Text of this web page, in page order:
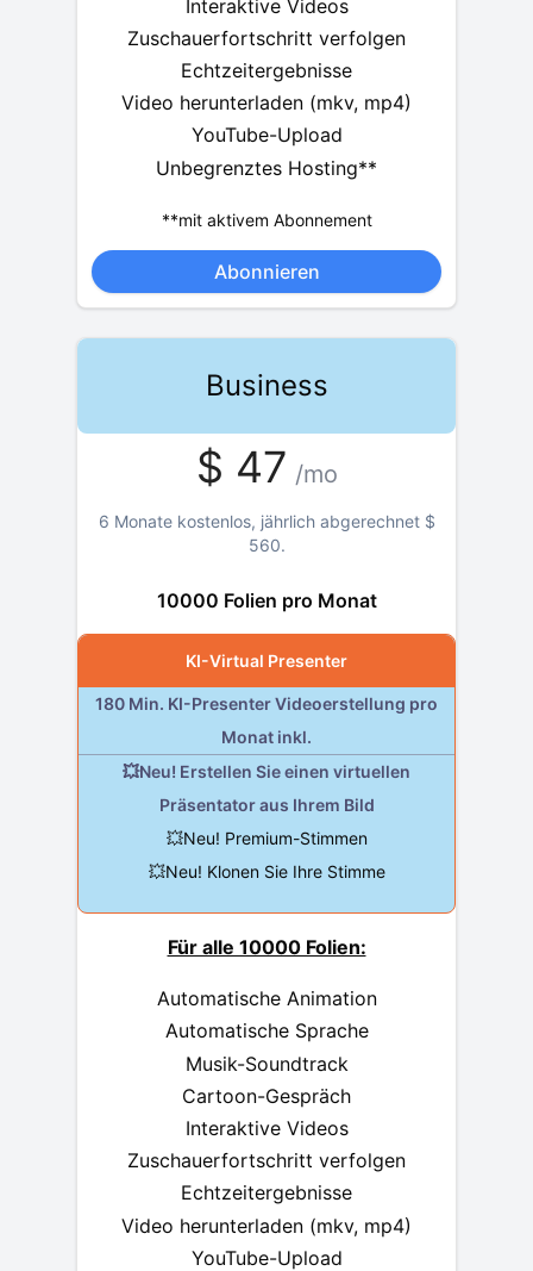
Interaktive Videos
Zuschauerfortschritt verfolgen
Echtzeitergebnisse
Video herunterladen (mkv, mp4)
YouTube-Upload
Unbegrenztes Hosting**
**mit aktivem Abonnement
Abonnieren
Business
$ 47 /mo
6 Monate kostenlos, jährlich abgerechnet $
560.
10000 Folien pro Monat
KI-Virtual Presenter
180 Min. KI-Presenter Videoerstellung pro
Monat inkl.
💥Neu! Erstellen Sie einen virtuellen
Präsentator aus Ihrem Bild
💥Neu! Premium-Stimmen
💥Neu! Klonen Sie Ihre Stimme
Für alle 10000 Folien:
Automatische Animation
Automatische Sprache
Musik-Soundtrack
Cartoon-Gespräch
Interaktive Videos
Zuschauerfortschritt verfolgen
Echtzeitergebnisse
Video herunterladen (mkv, mp4)
YouTube-Upload